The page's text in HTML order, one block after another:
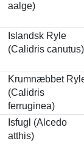
aalge)
Islandsk Ryle
(Calidris canutus)
Krumnæbbet
(Calidris
ferruginea)
Isfugl (Alcedo
atthis)